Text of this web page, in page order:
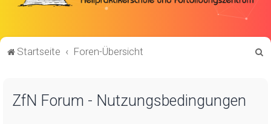
Startseite Foren-Übersicht
ZfN Forum - Nutzungsbedingungen